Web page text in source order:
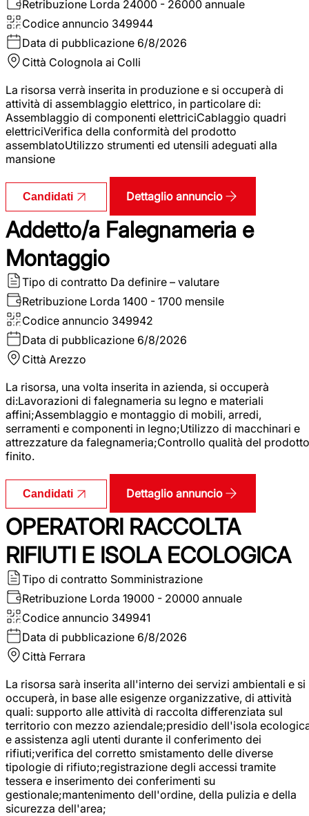
Retribuzione Lorda 24000 - 26000 annuale
Codice annuncio 349944
Data di pubblicazione 6/8/2026
Città Colognola ai Colli
La risorsa verrà inserita in produzione e si occuperà di
attività di assemblaggio elettrico, in particolare di:
Assemblaggio di componenti elettriciCablaggio quadri
elettriciVerifica della conformità del prodotto
assemblatoUtilizzo strumenti ed utensili adeguati alla
mansione
Candidati Dettaglio annuncio
Addetto/a Falegnameria e
Montaggio
Tipo di contratto Da definire – valutare
Retribuzione Lorda 1400 - 1700 mensile
Codice annuncio 349942
Data di pubblicazione 6/8/2026
Città Arezzo
La risorsa, una volta inserita in azienda, si occuperà
di:Lavorazioni di falegnameria su legno e materiali
affini;Assemblaggio e montaggio di mobili, arredi,
serramenti e componenti in legno;Utilizzo di macchinari e
attrezzature da falegnameria;Controllo qualità del prodotto
finito.
Candidati Dettaglio annuncio
OPERATORI RACCOLTA
RIFIUTI E ISOLA ECOLOGICA
Tipo di contratto Somministrazione
Retribuzione Lorda 19000 - 20000 annuale
Codice annuncio 349941
Data di pubblicazione 6/8/2026
Città Ferrara
La risorsa sarà inserita all'interno dei servizi ambientali e si
occuperà, in base alle esigenze organizzative, di attività
quali: supporto alle attività di raccolta differenziata sul
territorio con mezzo aziendale;presidio dell'isola
e assistenza agli utenti durante il conferimento dei
rifiuti;verifica del corretto smistamento delle diverse
tipologie di rifiuto;registrazione degli accessi tramite
tessera e inserimento dei conferimenti su
gestionale;mantenimento dell'ordine, della pulizia e della
sicurezza dell'area;